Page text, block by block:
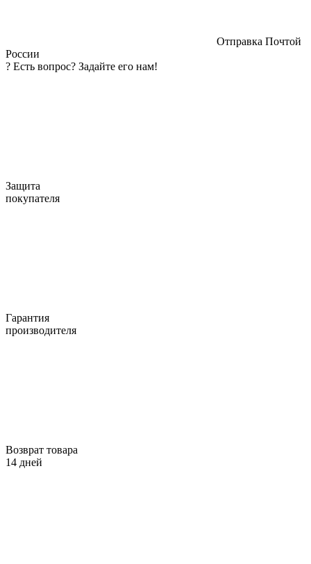
Отправка Почтой
России
? Есть вопрос? Задайте его нам!
Защита
покупателя
Гарантия
производителя
Возврат товара
14 дней